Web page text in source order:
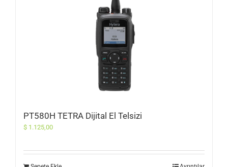
PT580H TETRA Dijital El Telsizi
$ 1.125,00